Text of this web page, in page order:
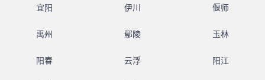
宜阳 伊川 偃师
禹州 鄢陵 玉林
阳春 云浮 阳江